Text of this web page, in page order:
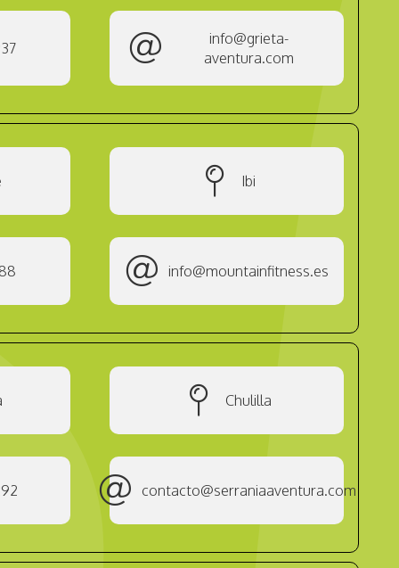
info@grieta-
aventura.com
Ibi
info@mountainfitness.es
Chulilla
contacto@serraniaaventura.com